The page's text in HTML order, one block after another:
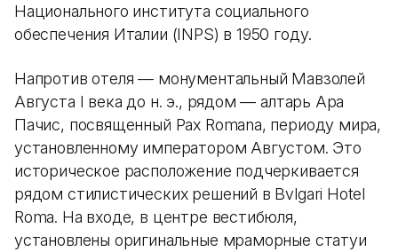
Национального института социального
обеспечения Италии (INPS) в 1950 году.
Напротив отеля — монументальный Мавзолей
Августа I века до н. э., рядом — алтарь Ара
Пачис, посвященный Pax Romana, периоду мира,
установленному императором Августом. Это
историческое расположение подчеркивается
рядом стилистических решений в Bvlgari Hotel
Roma. На входе, в центре вестибюля,
установлены оригинальные мраморные статуи